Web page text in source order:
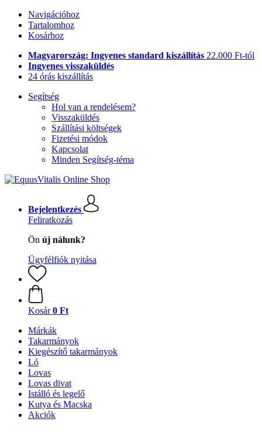
Navigációhoz
Tartalomhoz
Kosárhoz
Magyarország: Ingyenes standard kiszállítás 22.000 Ft-tól
Ingyenes visszaküldés
24 órás kiszállítás
Segítség
Hol van a rendelésem?
Visszaküldés
Szállítási költségek
Fizetési módok
Kapcsolat
Minden Segítség-téma
Bejelentkezés
Feliratkozás
Ön új nálunk?
Ügyfélfiók nyitása
Kosár 0 Ft
Márkák
Takarmányok
Kiegészítő takarmányok
Ló
Lovas
Lovas divat
Istálló és legelő
Kutya és Macska
Akciók